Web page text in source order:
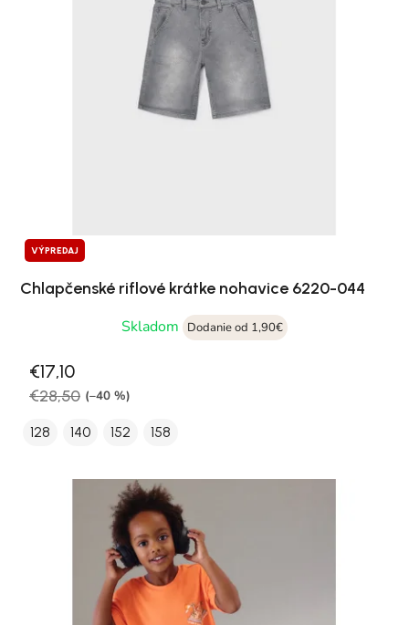
VÝPREDAJ
Chlapčenské riflové krátke nohavice 6220-044
Skladom
Dodanie od 1,90€
€17,10
€28,50 (–40 %)
128 140 152 158